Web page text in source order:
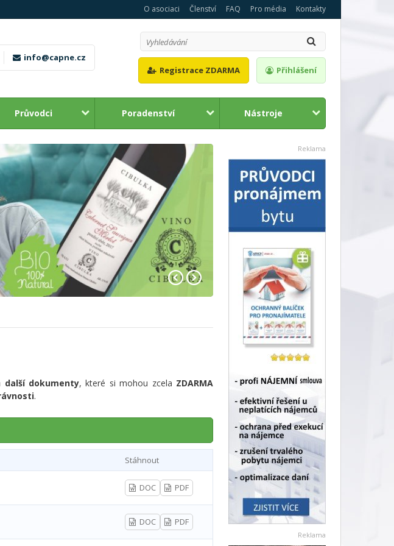
O asociaci Členství FAQ Pro média Kontakty
info@capne.cz
Registrace ZDARMA
Přihlášení
Průvodci Poradenství Nástroje
Reklama
Reklama
1 2
další dokumenty, které si mohou zcela ZDARMA
.
Stáhnout
DOC PDF
DOC PDF